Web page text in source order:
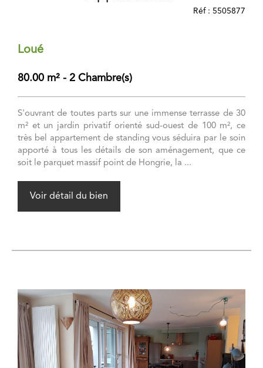
Réf : 5505877
Loué
80.00 m² - 2 Chambre(s)
S'ouvrant de toutes parts sur une immense terrasse de 30
m² et un jardin privatif orienté sud-ouest de 100 m², ce
très bel appartement de standing vous séduira par le soin
apporté à tous les détails de son aménagement, que ce
soit le parquet massif point de Hongrie, la ...
Voir détail du bien